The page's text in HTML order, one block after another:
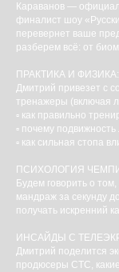
Караванов —
финалист шоу
перевернет ваше
разберем всё: от
ПРАКТИКА И ФИЗИКА:
Дмитрий привезет с
тренажеры (включая
▫️ как правильно
▫️ почему
▫️ как сильная стопа
ПСИХОЛОГИЯ
Будем говорить о
мандраж за секунду
получать искренний
ИНСАЙДЫ С
Дмитрий поделится
продюсеры СТС,